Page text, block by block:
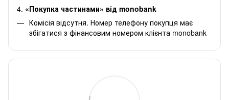
4. «Покупка частинами» від monobank
Комісія відсутня. Номер телефону покупця має
збігатися з фінансовим номером клієнта monobank